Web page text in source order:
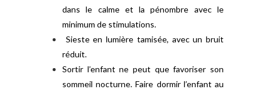
dans le calme et la pénombre avec le
minimum de stimulations.
Sieste en lumière tamisée, avec un bruit
réduit.
Sortir l’enfant ne peut que favoriser son
sommeil nocturne. Faire dormir l’enfant au